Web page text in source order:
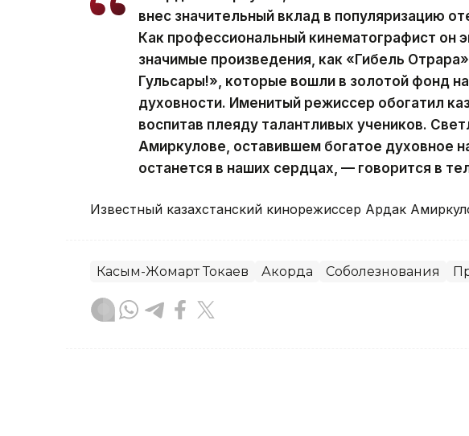
внес значительный вклад в популяризацию
Как профессиональный кинематографист он
значимые произведения, как «Гибель
Гульсары!», которые вошли в золотой фонд
духовности. Именитый режиссер обогатил
воспитав плеяду талантливых учеников.
Амиркулове, оставившем богатое духовное
останется в наших сердцах, — говорится в
Известный казахстанский кинорежиссер Ардак
Касым-Жомарт Токаев Акорда Соболезнования